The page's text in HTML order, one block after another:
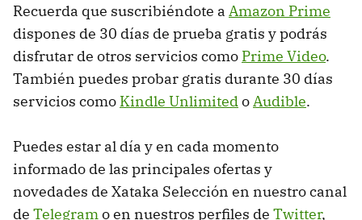
Recuerda que suscribiéndote a Amazon Prime
dispones de 30 días de prueba gratis y podrás
disfrutar de otros servicios como Prime Video.
También puedes probar gratis durante 30 días
servicios como Kindle UnlimitedoAudible.
Puedes estar al día y en cada momento
informado de las principales ofertas y
novedades de Xataka Selección en nuestro canal
de Telegramo en nuestros perfiles de Twitter,